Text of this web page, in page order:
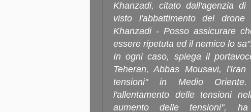
Khanzadi, citato dall'agenzia
visto l'abbattimento del
Khanzadi - Posso assicurare
essere ripetuta ed il nemico lo sa".
In ogni caso, spiega il
Teheran, Abbas Mousavi,
tensioni" in Medio Oriente.
l'allentamento delle tensioni
aumento delle tensioni",